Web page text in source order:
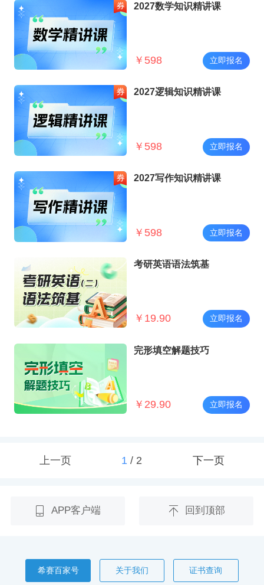
2027数学知识精讲课
￥ 598 立即报名
2027逻辑知识精讲课
￥ 598 立即报名
2027写作知识精讲课
￥ 598 立即报名
考研英语语法筑基
￥ 19.90 立即报名
完形填空解题技巧
￥ 29.90 立即报名
上一页 1/ 2 下一页
APP客户端 回到顶部
希赛百家号 关于我们 证书查询